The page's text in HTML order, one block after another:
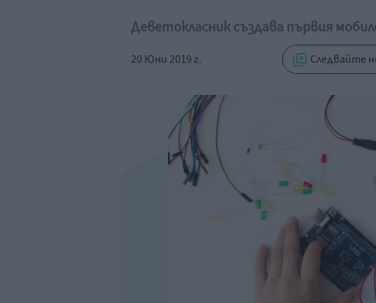
Деветокласник създава първия
20 Юни 2019 г. Следвайте